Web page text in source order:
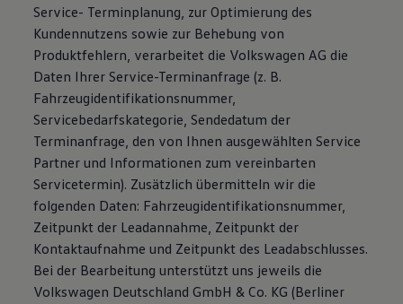
Service- Terminplanung, zur Optimierung des
Kundennutzens sowie zur Behebung von
Produktfehlern, verarbeitet die Volkswagen AG die
Daten Ihrer Service-Terminanfrage (z. B.
Fahrzeugidentifikationsnummer,
Servicebedarfskategorie, Sendedatum der
Terminanfrage, den von Ihnen ausgewählten Service
Partner und Informationen zum vereinbarten
Servicetermin). Zusätzlich übermitteln wir die
folgenden Daten: Fahrzeugidentifikationsnummer,
Zeitpunkt der Leadannahme, Zeitpunkt der
Kontaktaufnahme und Zeitpunkt des Leadabschlusses.
Bei der Bearbeitung unterstützt uns jeweils die
Volkswagen Deutschland GmbH & Co. KG (Berliner